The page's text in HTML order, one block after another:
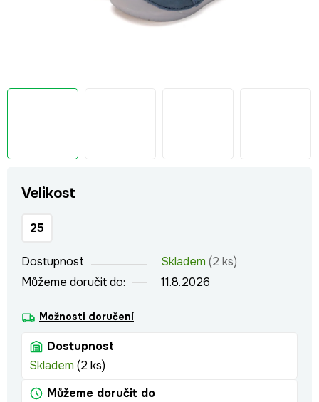
Velikost
25
Dostupnost Skladem (2 ks)
Můžeme doručit do:
11.8.2026
Možnosti doručení
Dostupnost
Skladem (2 ks)
Můžeme doručit do